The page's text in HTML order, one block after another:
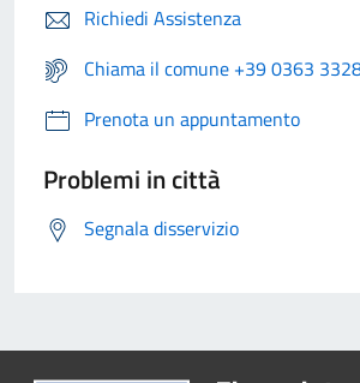
Richiedi Assistenza
Chiama il comune +39 0363
Prenota un appuntamento
Problemi in città
Segnala disservizio